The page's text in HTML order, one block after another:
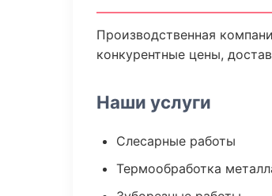
Производственная
конкурентные цены,
Наши услуги
Слесарные работы
Термообработка